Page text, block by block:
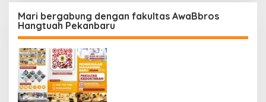
Mari bergabung dengan fakultas AwaBbros
Hangtuah Pekanbaru